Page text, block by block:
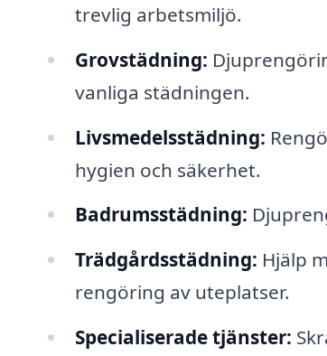
trevlig arbetsmiljö.
Grovstädning:
vanliga städningen.
Livsmedelsstädning:
hygien och säkerhet.
Badrumsstädning:
Trädgårdsstädning: Hjälp
rengöring av uteplatser.
Specialiserade tjänster: